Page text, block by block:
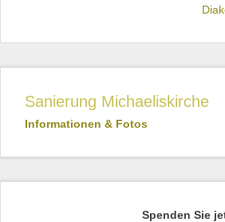
Sanierung Michaeliskirche
Informationen & Fotos
Spenden Sie